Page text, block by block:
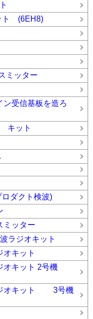
ト (6EH8)
ミッター
ン受信基板を造ろ
キット
ダクト検波)
ミッター
ラジオキット
キット
キット 2号機
ジオキット 3号機